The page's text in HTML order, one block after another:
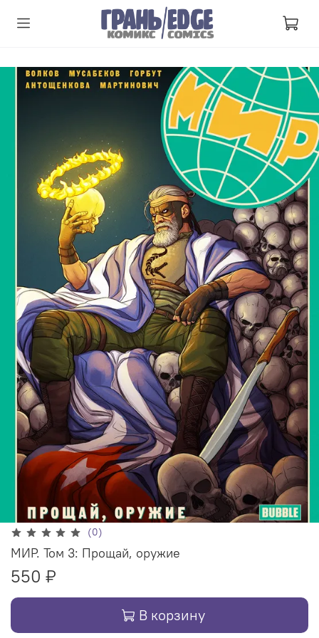
(0)
МИР. Том 3: Прощай, оружие
550 ₽
В корзину